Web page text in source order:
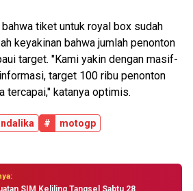
tiket untuk royal box sudah
keyakinan bahwa jumlah penonton
target. "Kami yakin dengan masif-
target 100 ribu penonton
tercapai," katanya optimis.
#
motogp
SIM Keliling Tangsel Sabtu 28